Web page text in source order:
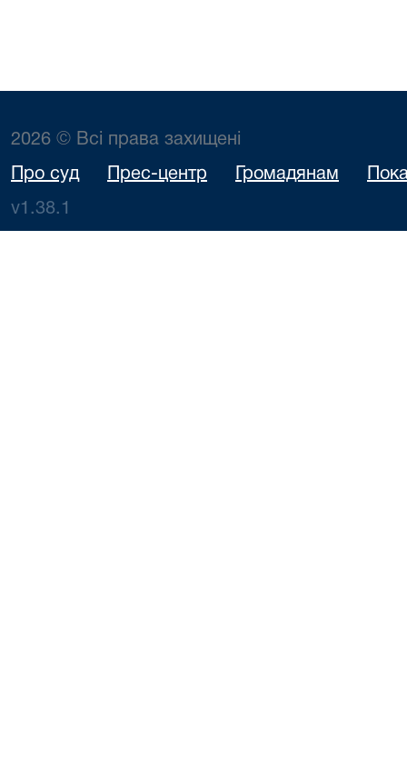
2026 © Всі права захищені
Про суд Прес-центр Громадянам
v1.38.1